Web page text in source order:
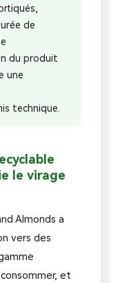
de
du produit
une
technique.
le virage
Almonds a
vers des
et